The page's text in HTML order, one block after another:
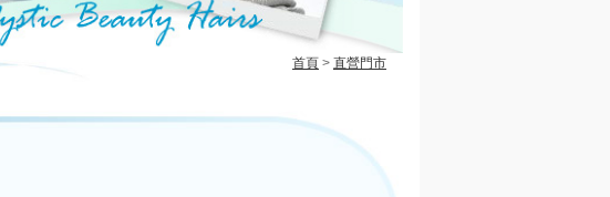
首頁 > 直營門市